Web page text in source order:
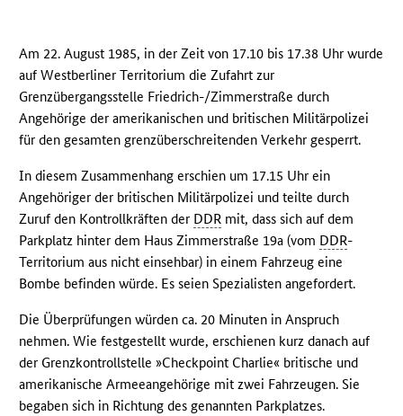
Am 22. August 1985, in der Zeit von 17.10 bis 17.38 Uhr wurde
auf Westberliner Territorium die Zufahrt zur
Grenzübergangsstelle Friedrich-/Zimmerstraße durch
Angehörige der amerikanischen und britischen Militärpolizei
für den gesamten grenzüberschreitenden Verkehr gesperrt.
In diesem Zusammenhang erschien um 17.15 Uhr ein
Angehöriger der britischen Militärpolizei und teilte durch
Zuruf den Kontrollkräften der DDR mit, dass sich auf dem
Parkplatz hinter dem Haus Zimmerstraße 19a (vom DDR-
Territorium aus nicht einsehbar) in einem Fahrzeug eine
Bombe befinden würde. Es seien Spezialisten angefordert.
Die Überprüfungen würden ca. 20 Minuten in Anspruch
nehmen. Wie festgestellt wurde, erschienen kurz danach auf
der Grenzkontrollstelle »Checkpoint Charlie« britische und
amerikanische Armeeangehörige mit zwei Fahrzeugen. Sie
begaben sich in Richtung des genannten Parkplatzes.